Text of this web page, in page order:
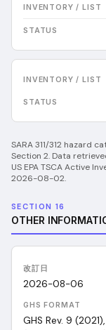
SARA 311/312 hazard
Section 2. Data
US EPA TSCA Active
2026-08-02.
SECTION 16
OTHER
改訂日
2026-08-06
GHS FORMAT
GHS Rev. 9